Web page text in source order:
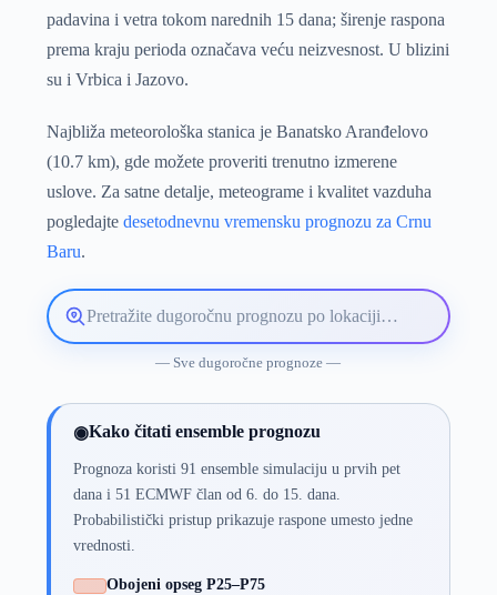
padavina i vetra tokom narednih 15 dana; širenje raspona
prema kraju perioda označava veću neizvesnost. U blizini
su i Vrbica i Jazovo.
Najbliža meteorološka stanica je Banatsko Aranđelovo
(10.7 km), gde možete proveriti trenutno izmerene
uslove. Za satne detalje, meteograme i kvalitet vazduha
pogledajte desetodnevnu vremensku prognozu za Crnu
Baru.
Pretražite
lokaciju
— Sve dugoročne prognoze —
◉Kako čitati ensemble prognozu
Prognoza koristi 91 ensemble simulaciju u prvih pet
dana i 51 ECMWF član od 6. do 15. dana.
Probabilistički pristup prikazuje raspone umesto jedne
vrednosti.
Obojeni opseg P25–P75